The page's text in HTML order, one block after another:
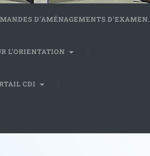
D’AMÉNAGEMENTS D’EXAMEN.
L’ORIENTATION
CDI